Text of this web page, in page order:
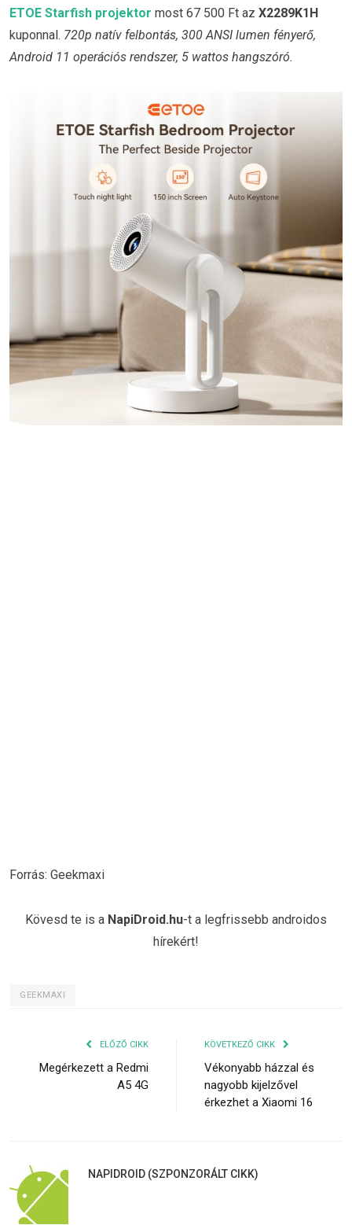
ETOE Starfish projektor most 67 500 Ft az X2289K1H
kuponnal. 720p natív felbontás, 300 ANSI lumen fényerő,
Android 11 operációs rendszer, 5 wattos hangszóró.
Forrás: Geekmaxi
Kövesd te is a NapiDroid.hu-t a legfrissebb androidos
hírekért!
GEEKMAXI
ELŐZŐ CIKK
Megérkezett a Redmi
A5 4G
KÖVETKEZŐ CIKK
Vékonyabb házzal és
nagyobb kijelzővel
érkezhet a Xiaomi 16
NAPIDROID (SZPONZORÁLT CIKK)